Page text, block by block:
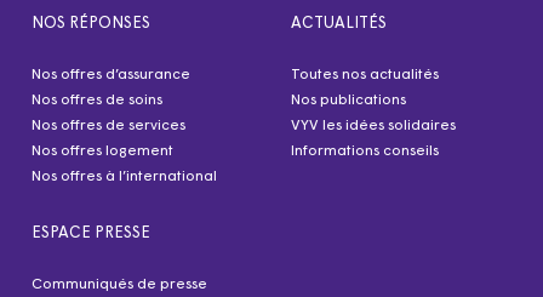
NOS RÉPONSES
Nos offres d’assurance
Nos offres de soins
Nos offres de services
Nos offres logement
Nos offres à l’international
ACTUALITÉS
Toutes nos actualités
Nos publications
VYV les idées solidaires
Informations conseils
ESPACE PRESSE
Communiqués de presse